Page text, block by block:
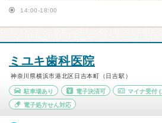
14:00-18:00
ミユキ歯科医院
神奈川県横浜市港北区日吉本町（日吉駅）
駐車場あり 電子決済可 マイナ受付 (
電子処方せん対応